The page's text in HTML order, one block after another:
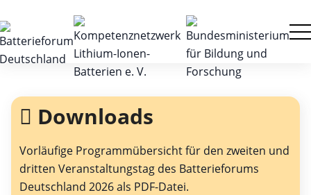
Downloads
Vorläufige Programmübersicht für den zweiten und
dritten Veranstaltungstag des Batterieforums
Deutschland 2026 als PDF-Datei.